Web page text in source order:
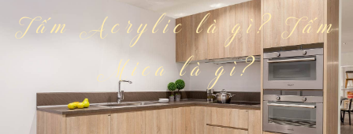
SẢN PHẨM
BÁO GIÁ TỦ BẾP ACRYLIC
Tấm Acrylic là gì? Tấm
Mica là gì?